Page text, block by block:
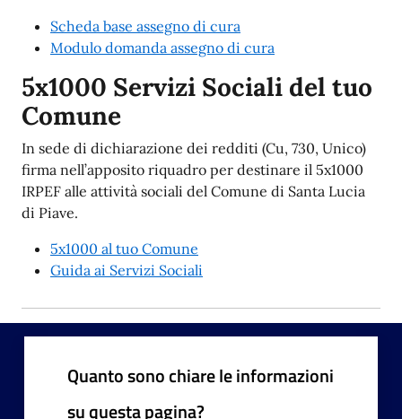
Scheda base assegno di cura
Modulo domanda assegno di cura
5x1000 Servizi Sociali del tuo
Comune
In sede di dichiarazione dei redditi (Cu, 730, Unico)
firma nell’apposito riquadro per destinare il 5x1000
IRPEF alle attività sociali del Comune di Santa Lucia
di Piave.
5x1000 al tuo Comune
Guida ai Servizi Sociali
Quanto sono chiare le informazioni
su questa pagina?